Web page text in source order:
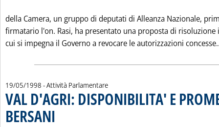
della Camera, un gruppo di deputati di Alleanza Nazionale,
firmatario l'on. Rasi, ha presentato una proposta di risoluzione
cui si impegna il Governo a revocare le autorizzazioni
19/05/1998 - Attività Parlamentare
VAL D'AGRI: DISPONIBILITA' E
BERSANI